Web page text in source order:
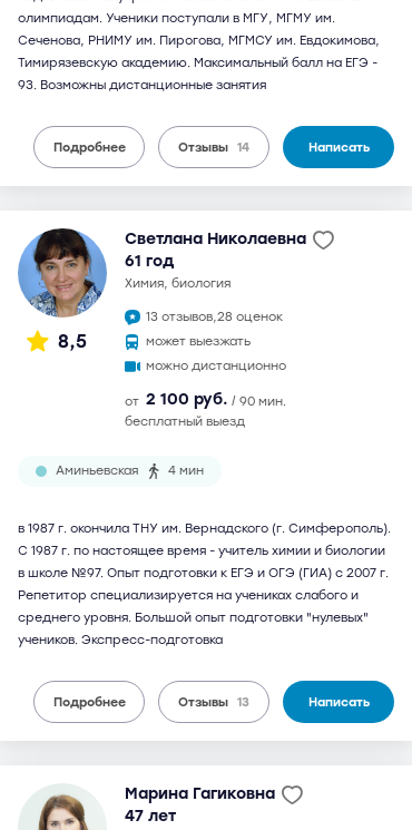
олимпиадам. Ученики поступали в МГУ, МГМУ им.
Сеченова, РНИМУ им. Пирогова, МГМСУ им. Евдокимова,
Тимирязевскую академию. Максимальный балл на ЕГЭ -
93. Возможны дистанционные занятия
Подробнее Отзывы 14 Написать
8,5
Светлана Николаевна
61 год
химия, биология
13 отзывов,28 оценок
может выезжать
можно дистанционно
от 2 100 руб. / 90 мин.
бесплатный выезд
Аминьевская 4 мин
в 1987 г. окончила ТНУ им. Вернадского (г. Симферополь).
С 1987 г. по настоящее время - учитель химии и биологии
в школе №97. Опыт подготовки к ЕГЭ и ОГЭ (ГИА) с 2007 г.
Репетитор специализируется на учениках слабого и
среднего уровня. Большой опыт подготовки "нулевых"
учеников. Экспресс-подготовка
Подробнее Отзывы 13 Написать
Марина Гагиковна
47 лет